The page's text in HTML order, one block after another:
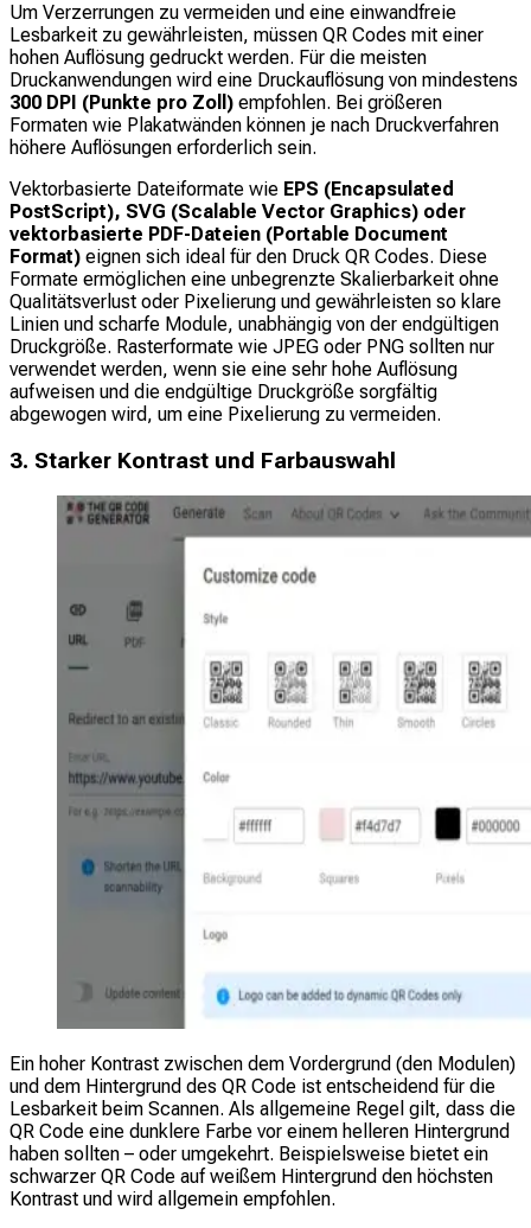
Um Verzerrungen zu vermeiden und eine einwandfreie
Lesbarkeit zu gewährleisten, müssen QR Codes mit einer
hohen Auflösung gedruckt werden. Für die meisten
Druckanwendungen wird eine Druckauflösung von mindestens
300 DPI (Punkte pro Zoll) empfohlen. Bei größeren
Formaten wie Plakatwänden können je nach Druckverfahren
höhere Auflösungen erforderlich sein.
Vektorbasierte Dateiformate wie EPS (Encapsulated
PostScript), SVG (Scalable Vector Graphics) oder
vektorbasierte PDF-Dateien (Portable Document
Format) eignen sich ideal für den Druck QR Codes. Diese
Formate ermöglichen eine unbegrenzte Skalierbarkeit ohne
Qualitätsverlust oder Pixelierung und gewährleisten so klare
Linien und scharfe Module, unabhängig von der endgültigen
Druckgröße. Rasterformate wie JPEG oder PNG sollten nur
verwendet werden, wenn sie eine sehr hohe Auflösung
aufweisen und die endgültige Druckgröße sorgfältig
abgewogen wird, um eine Pixelierung zu vermeiden.
3. Starker Kontrast und Farbauswahl
Ein hoher Kontrast zwischen dem Vordergrund (den Modulen)
und dem Hintergrund des QR Code ist entscheidend für die
Lesbarkeit beim Scannen. Als allgemeine Regel gilt, dass die
QR Code eine dunklere Farbe vor einem helleren Hintergrund
haben sollten – oder umgekehrt. Beispielsweise bietet ein
schwarzer QR Code auf weißem Hintergrund den höchsten
Kontrast und wird allgemein empfohlen.